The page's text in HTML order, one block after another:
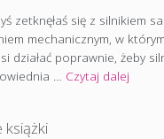
zetknęłaś się z silnikiem
mechanicznym, w
działać poprawnie, żeby
… Czytaj dalej
książki